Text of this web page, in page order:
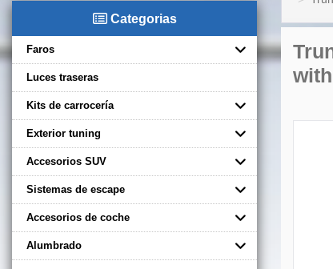
Categorias
Faros
Luces traseras
Kits de carrocería
Exterior tuning
Accesorios SUV
Sistemas de escape
Accesorios de coche
Alumbrado